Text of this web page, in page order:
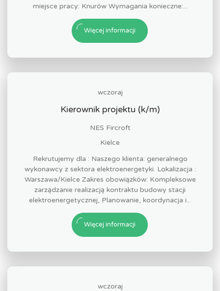
miejsce pracy: Knurów Wymagania konieczne:...
Więcej informacji
wczoraj
Kierownik projektu (k/m)
NES Fircroft
Kielce
Rekrutujemy dla : Naszego klienta: generalnego
wykonawcy z sektora elektroenergetyki. Lokalizacja :
Warszawa/Kielce Zakres obowiązków: Kompleksowe
zarządzanie realizacją kontraktu budowy stacji
elektroenergetycznej, Planowanie, koordynacja i...
Więcej informacji
wczoraj